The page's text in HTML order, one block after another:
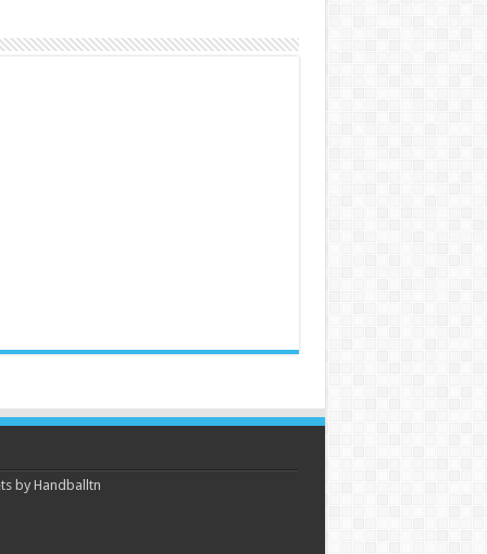
by Handballtn